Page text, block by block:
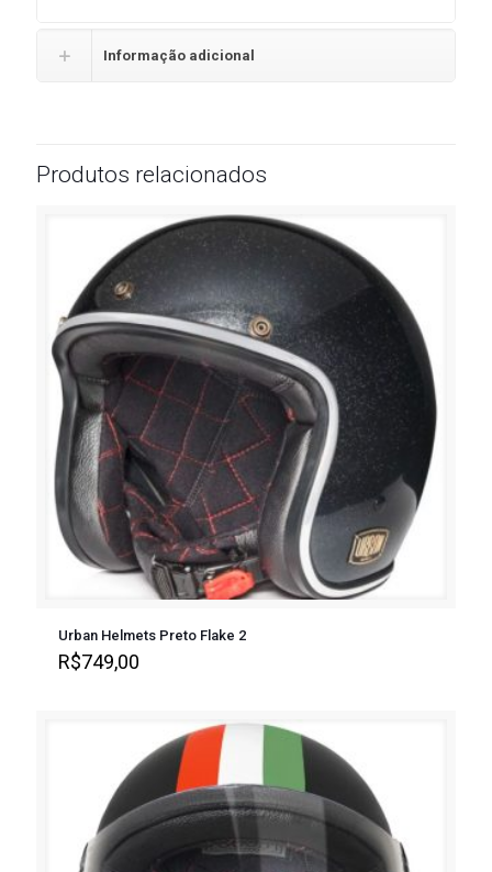
Informação adicional
Produtos relacionados
Urban Helmets Preto Flake 2
R$749,00